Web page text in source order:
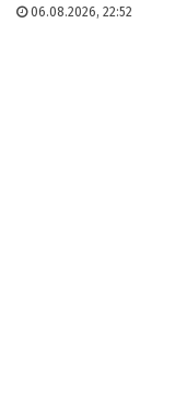
06.08.2026, 22:52